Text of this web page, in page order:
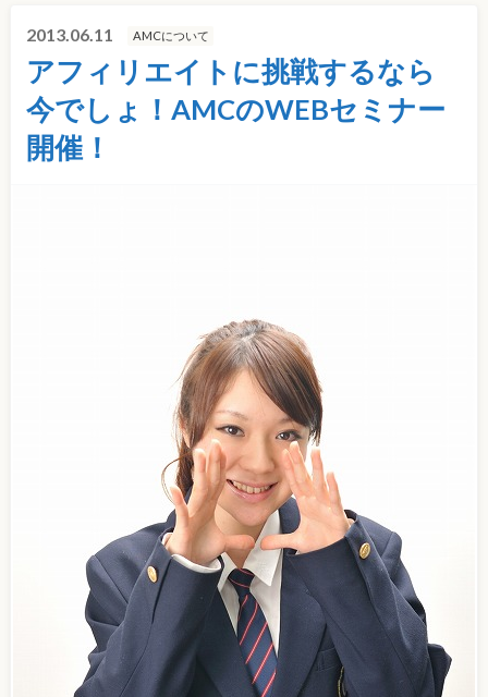
2013.06.11 AMCについて
アフィリエイトに挑戦するなら
今でしょ！AMCのWEBセミナー
開催！